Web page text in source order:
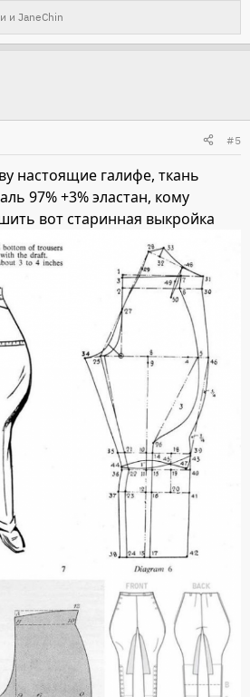
и JaneChin
#5
настоящие галифе, ткань
97% +3% эластан, кому
вот старинная выкройка